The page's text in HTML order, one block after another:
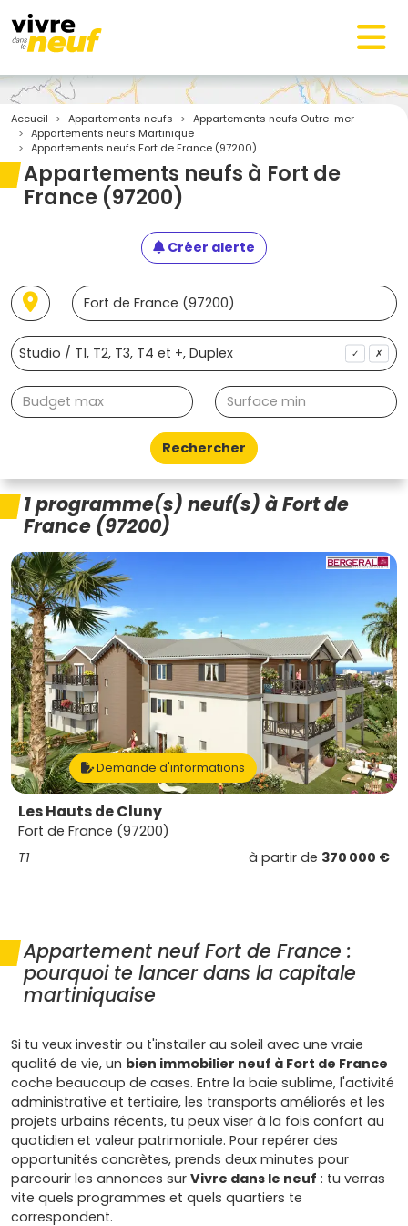
Accueil Appartements neufs
Appartements neufs Outre-mer
Appartements neufs Martinique
Appartements neufs Fort de France (97200)
Appartements neufs à Fort de
France (97200)
Créer alerte
✓ ✗
Rechercher
1 programme(s) neuf(s) à Fort de
France (97200)
Demande d'informations
Les Hauts de Cluny
Fort de France (97200)
T1
à partir de 370 000 €
Appartement neuf Fort de France :
pourquoi te lancer dans la capitale
martiniquaise
Si tu veux investir ou t'installer au soleil avec une vraie
qualité de vie, un bien immobilier neuf à Fort de France
coche beaucoup de cases. Entre la baie sublime, l'activité
administrative et tertiaire, les transports améliorés et les
projets urbains récents, tu peux viser à la fois confort au
quotidien et valeur patrimoniale. Pour repérer des
opportunités concrètes, prends deux minutes pour
parcourir les annonces sur Vivre dans le neuf : tu verras
vite quels programmes et quels quartiers te
correspondent.